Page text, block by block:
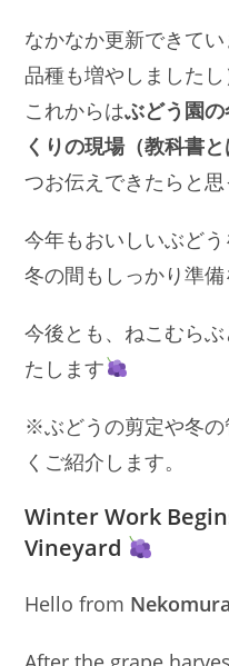
なかなか更新できて
品種も増やしましたし
これからはぶどう園
くりの現場（教科書と
つお伝えできたらと思
今年もおいしいぶどう
冬の間もしっかり準備
今後とも、ねこむら
たします
※ぶどうの剪定や冬の
くご紹介します。
Winter Work
Vineyard
Hello from